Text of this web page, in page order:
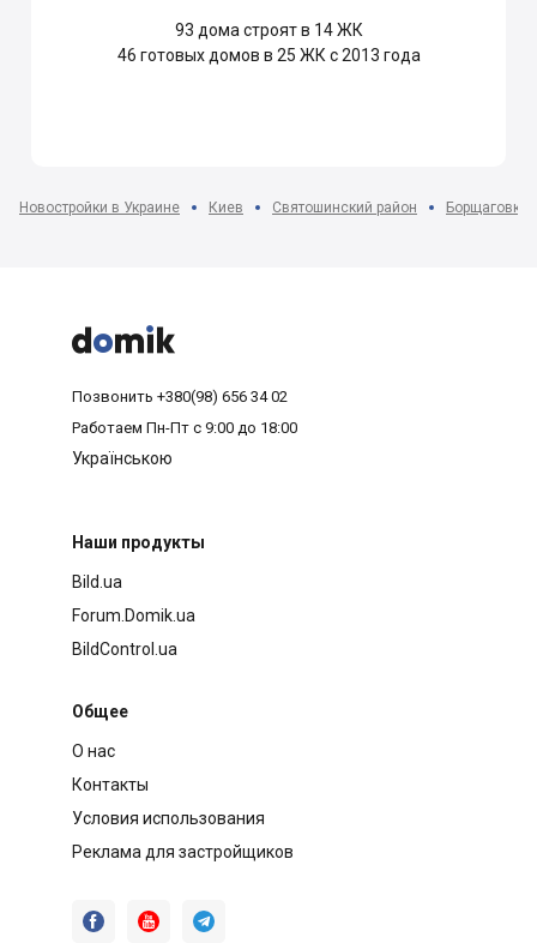
93 дома строят в 14 ЖК
46 готовых домов в 25 ЖК с 2013 года
Новостройки в Украине Киев Святошинский район Борщаговка



Позвонить +380(98) 656 34 02
Работаем Пн-Пт с 9:00 до 18:00
Українською
Наши продукты
Bild.ua
Forum.Domik.ua
BildControl.ua
Общее
О нас
Контакты
Условия использования
Реклама для застройщиков
  